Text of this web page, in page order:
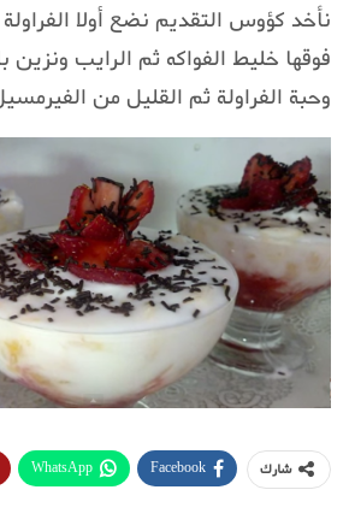
نأخد كؤوس التقديم نضع أولا
فوقها خليط الفواكه ثم الرايب ونزين
وحبة الفراولة ثم القليل من
شارك Facebook
WhatsApp